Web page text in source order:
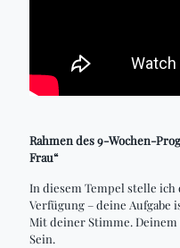
Rahmen des 9-Wochen-
Frau“
In diesem Tempel stelle
Verfügung – deine Aufgabe
Mit deiner Stimme.
Sein.